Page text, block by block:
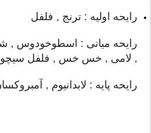
رایحه اولیه : ترنج , فلفل
رایحه میانی : اسطوخودوس ,
, لامی , خس خس , فلفل
رایحه پایه : لابدانیوم ,